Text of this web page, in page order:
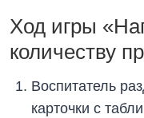
Ход игры
количеству
Воспитатель
карточки с